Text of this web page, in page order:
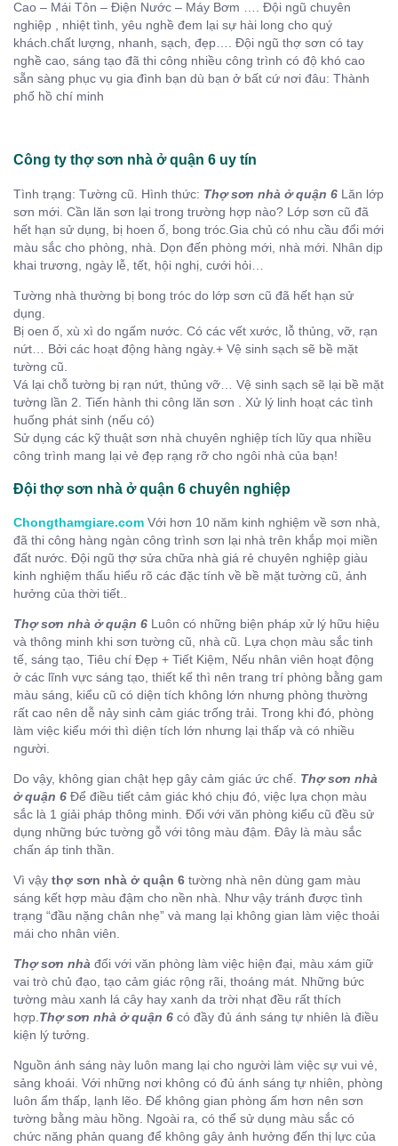
Cao – Mái Tôn – Điện Nước – Máy Bơm …. Đội ngũ chuyên
nghiệp , nhiệt tình, yêu nghề đem lại sự hài long cho quý
khách.chất lượng, nhanh, sạch, đẹp…. Đội ngũ thợ sơn có tay
nghề cao, sáng tạo đã thi công nhiều công trình có độ khó cao
sẵn sàng phục vụ gia đình bạn dù bạn ở bất cứ nơi đâu: Thành
phố hồ chí minh
Công ty thợ sơn nhà ở quận 6 uy tín
Tình trạng: Tường cũ. Hình thức: Thợ sơn nhà ở quận 6 Lăn lớp
sơn mới. Cần lăn sơn lại trong trường hợp nào? Lớp sơn cũ đã
hết hạn sử dụng, bị hoen ố, bong tróc.Gia chủ có nhu cầu đổi mới
màu sắc cho phòng, nhà. Dọn đến phòng mới, nhà mới. Nhân dịp
khai trương, ngày lễ, tết, hội nghị, cưới hỏi…
Tường nhà thường bị bong tróc do lớp sơn cũ đã hết hạn sử
dụng.
Bị oen ố, xù xì do ngấm nước. Có các vết xước, lỗ thủng, vỡ, rạn
nứt… Bởi các hoạt động hàng ngày.+ Vệ sinh sạch sẽ bề mặt
tường cũ.
Vá lại chỗ tường bị rạn nứt, thủng vỡ… Vệ sinh sạch sẽ lại bề mặt
tường lần 2. Tiến hành thi công lăn sơn . Xử lý linh hoạt các tình
huống phát sinh (nếu có)
Sử dụng các kỹ thuật sơn nhà chuyên nghiệp tích lũy qua nhiều
công trình mang lại vẻ đẹp rạng rỡ cho ngôi nhà của bạn!
Đội thợ sơn nhà ở quận 6 chuyên nghiệp
Chongthamgiare.com Với hơn 10 năm kinh nghiệm về sơn nhà,
đã thi công hàng ngàn công trình sơn lại nhà trên khắp mọi miền
đất nước. Đội ngũ thợ sửa chữa nhà giá rẻ chuyên nghiệp giàu
kinh nghiệm thấu hiểu rõ các đặc tính về bề mặt tường cũ, ảnh
hưởng của thời tiết..
Thợ sơn nhà ở quận 6 Luôn có những biện pháp xử lý hữu hiệu
và thông minh khi sơn tường cũ, nhà cũ. Lựa chọn màu sắc tinh
tế, sáng tạo, Tiêu chí Đẹp + Tiết Kiệm, Nếu nhân viên hoạt động
ở các lĩnh vực sáng tạo, thiết kế thì nên trang trí phòng bằng gam
màu sáng, kiểu cũ có diện tích không lớn nhưng phòng thường
rất cao nên dễ nảy sinh cảm giác trống trải. Trong khi đó, phòng
làm việc kiểu mới thì diện tích lớn nhưng lại thấp và có nhiều
người.
Do vậy, không gian chật hẹp gây cảm giác ức chế. Thợ sơn nhà
ở quận 6 Để điều tiết cảm giác khó chịu đó, việc lựa chọn màu
sắc là 1 giải pháp thông minh. Đối với văn phòng kiểu cũ đều sử
dụng những bức tường gỗ với tông màu đậm. Đây là màu sắc
chấn áp tinh thần.
Vì vậy thợ sơn nhà ở quận 6 tường nhà nên dùng gam màu
sáng kết hợp màu đậm cho nền nhà. Như vậy tránh được tình
trạng “đầu nặng chân nhẹ” và mang lại không gian làm việc thoải
mái cho nhân viên.
Thợ sơn nhà đối với văn phòng làm việc hiện đại, màu xám giữ
vai trò chủ đạo, tạo cảm giác rộng rãi, thoáng mát. Những bức
tường màu xanh lá cây hay xanh da trời nhạt đều rất thích
hợp.Thợ sơn nhà ở quận 6 có đầy đủ ánh sáng tự nhiên là điều
kiện lý tưởng.
Nguồn ánh sáng này luôn mang lại cho người làm việc sự vui vẻ,
sảng khoái. Với những nơi không có đủ ánh sáng tự nhiên, phòng
luôn ẩm thấp, lạnh lẽo. Để không gian phòng ấm hơn nên sơn
tường bằng màu hồng. Ngoài ra, có thể sử dụng màu sắc có
chức năng phản quang để không gây ảnh hưởng đến thị lực của